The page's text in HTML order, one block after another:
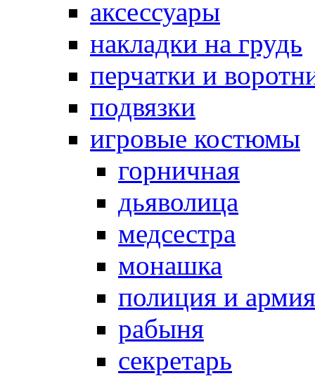
аксессуары
накладки на грудь
перчатки и
подвязки
игровые костюмы
горничная
дьяволица
медсестра
монашка
полиция и армия
рабыня
секретарь